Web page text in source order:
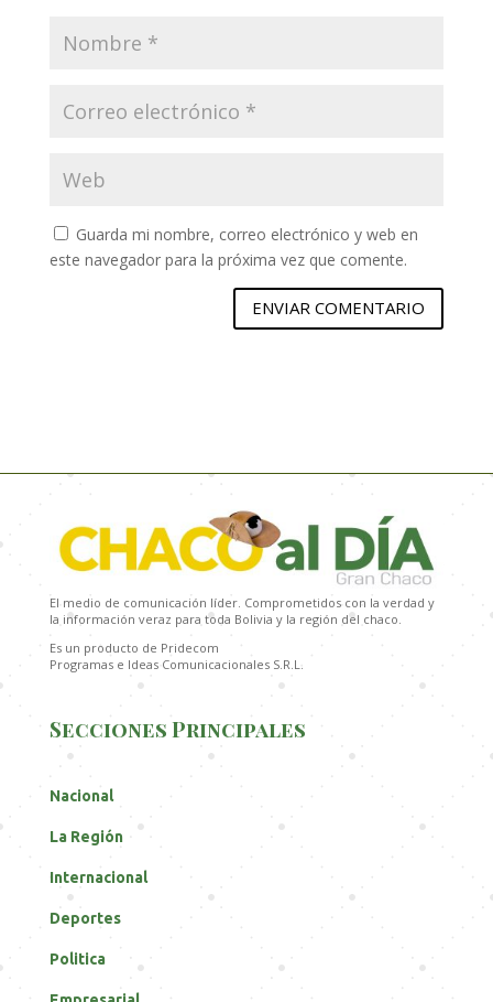
Guarda mi nombre, correo electrónico y web en
este navegador para la próxima vez que comente.
ENVIAR COMENTARIO
El medio de comunicación líder. Comprometidos con la verdad y
la información veraz para toda Bolivia y la región del chaco.
Es un producto de Pridecom
Programas e Ideas Comunicacionales S.R.L.
Secciones Principales
Nacional
La Región
Internacional
Deportes
Politica